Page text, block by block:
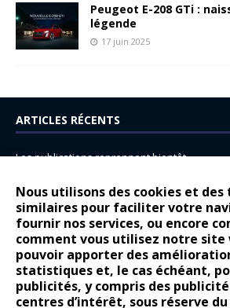
Nous utilisons des cookies et
similaires pour faciliter votre
fournir nos services, ou encore
comment vous utilisez notre site
pouvoir apporter des
statistiques et, le cas échéant,
publicités, y compris des
centres d’intérêt, sous réserve
Peugeot E-208 GTi :
légende
17 juin 2025
ARTICLES RÉCENTS
Les publications reprennent bientôt…
14 juillet : nouveau film de marque pour
Renault Espace : voyage, voyage…
Peugeot E-208 GTi : naissance d’une légende
COMMENTAIRES RÉCENTS